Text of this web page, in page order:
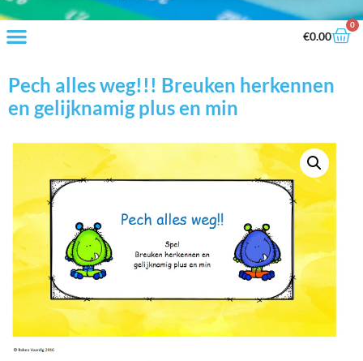
€0.00
0
Pech alles weg!!! Breuken herkennen
en gelijknamig plus en min